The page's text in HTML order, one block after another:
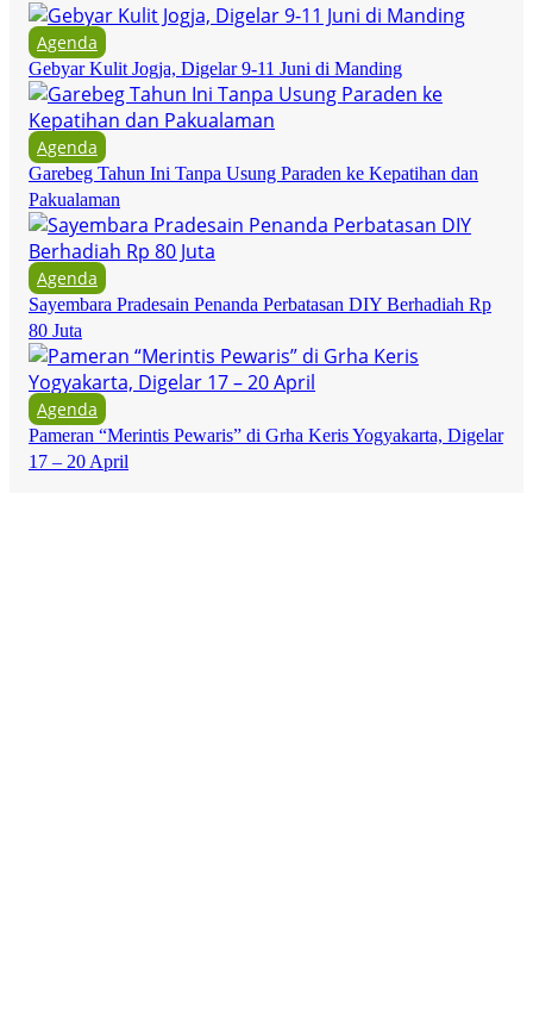
Agenda
Gebyar Kulit Jogja, Digelar 9-11 Juni di Manding
Agenda
Garebeg Tahun Ini Tanpa Usung Paraden ke Kepatihan dan
Pakualaman
Agenda
Sayembara Pradesain Penanda Perbatasan DIY Berhadiah Rp
80 Juta
Agenda
Pameran “Merintis Pewaris” di Grha Keris Yogyakarta, Digelar
17 – 20 April